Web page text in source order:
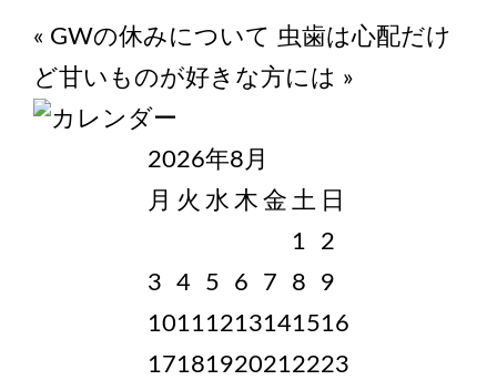
« GWの休みについて 虫歯は心配だけ
ど甘いものが好きな方には »
2026年8月
月 火 水 木 金 土 日
1
2
3
4 5 6 7 8
9
10111213141516
17181920212223